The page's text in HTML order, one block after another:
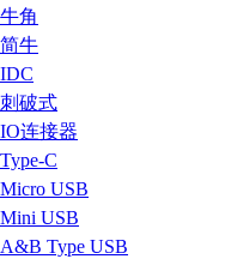
牛角
简牛
IDC
刺破式
IO连接器
Type-C
Micro USB
Mini USB
A&B Type USB